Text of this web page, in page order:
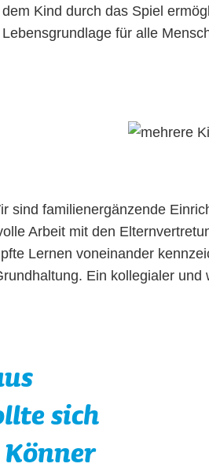
Kind durch das Spiel
für alle
sind familienergänzende
Arbeit mit den
Lernen voneinander
Ein kollegialer
sich